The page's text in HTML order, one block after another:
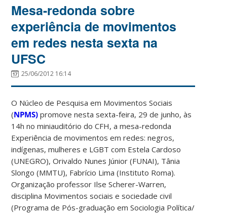
Mesa-redonda sobre
experiência de movimentos
em redes nesta sexta na
UFSC
25/06/2012 16:14
O Núcleo de Pesquisa em Movimentos Sociais
(NPMS) promove nesta sexta-feira, 29 de junho, às
14h no miniauditório do CFH, a mesa-redonda
Experiência de movimentos em redes: negros,
indígenas, mulheres e LGBT com Estela Cardoso
(UNEGRO), Orivaldo Nunes Júnior (FUNAI), Tânia
Slongo (MMTU), Fabrício Lima (Instituto Roma).
Organização professor Ilse Scherer-Warren,
disciplina Movimentos sociais e sociedade civil
(Programa de Pós-graduação em Sociologia Política/